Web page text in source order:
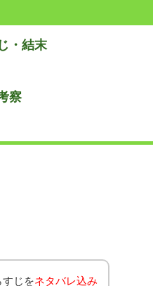
・結末
察
すじをネタバレ込み